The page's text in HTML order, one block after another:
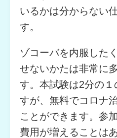
いるかは分からない
す。
ゾコーバを内服した
せないかたは非常に
す。本試験は2分の１
すが、無料でコロナ
ことができます。参
費用が増えることは